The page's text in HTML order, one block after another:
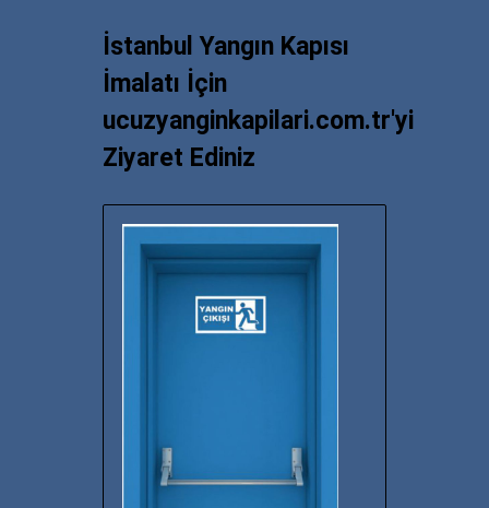
İstanbul Yangın Kapısı
İmalatı İçin
ucuzyanginkapilari.com.tr'yi
Ziyaret Ediniz